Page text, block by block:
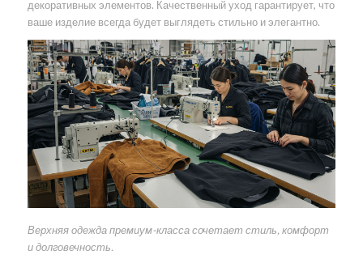
декоративных элементов. Качественный уход гарантирует, что
ваше изделие всегда будет выглядеть стильно и элегантно.
Верхняя одежда премиум-класса сочетает стиль, комфорт
и долговечность.